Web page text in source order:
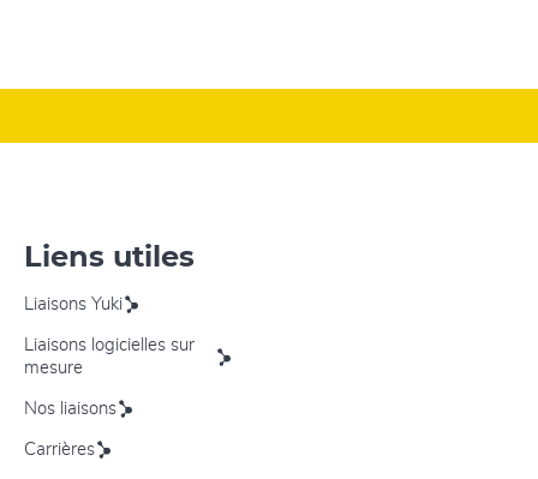
Liens utiles
Liaisons Yuki
Liaisons logicielles sur
mesure
Nos liaisons
Carrières